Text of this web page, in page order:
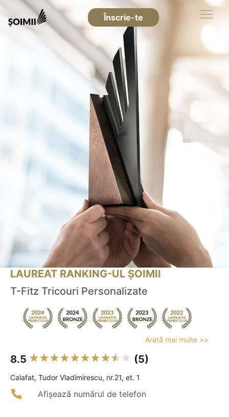
Înscrie-te
LAUREAT RANKING-UL ȘOIMII
T-Fitz Tricouri Personalizate
Arată mai multe >>
8.5 (5)
Calafat, Tudor Vladimirescu, nr.21, et. 1
Afișează numărul de telefon